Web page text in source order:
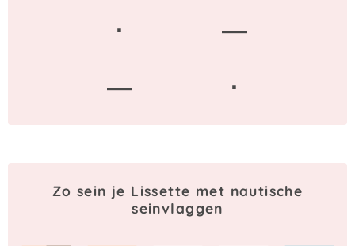
·
—
—
·
Zo sein je Lissette met nautische
seinvlaggen